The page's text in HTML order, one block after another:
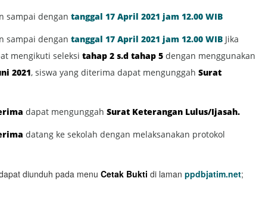
sampai dengan tanggal 17 April 2021 jam 12.00 WIB
sampai dengan tanggal 17 April 2021 jam 12.00 WIB Jika
mengikuti seleksi tahap 2 s.d tahap 5 dengan menggunakan
2021, siswa yang diterima dapat mengunggah Surat
dapat mengunggah Surat Keterangan Lulus/Ijasah.
datang ke sekolah dengan melaksanakan protokol
diunduh pada menu Cetak Bukti di laman ppdbjatim.net;